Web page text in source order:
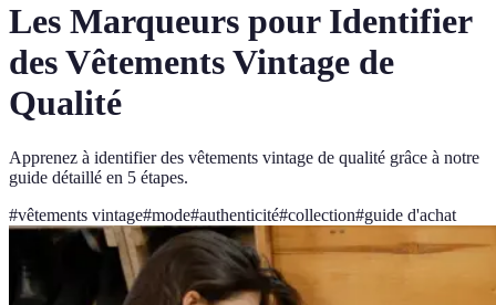
Les Marqueurs pour Identifier
des Vêtements Vintage de
Qualité
Apprenez à identifier des vêtements vintage de qualité grâce à notre
guide détaillé en 5 étapes.
#vêtements vintage#mode#authenticité#collection#guide d'achat